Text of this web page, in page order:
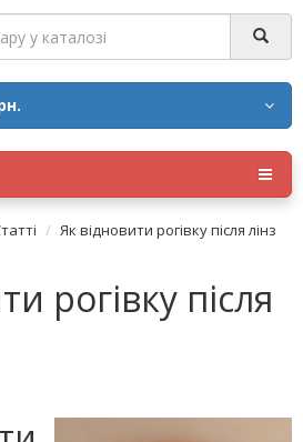
Як відновити рогівку після лінз
рогівку після